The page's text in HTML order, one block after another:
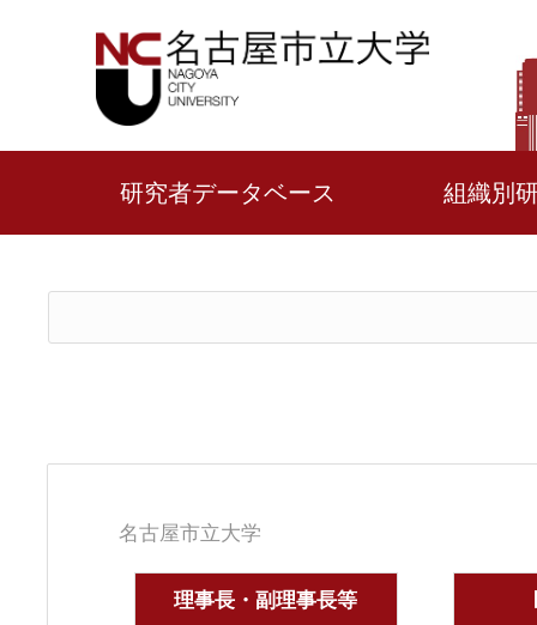
研究者データベース 組織別
名古屋市立大学
理事長・副理事長等